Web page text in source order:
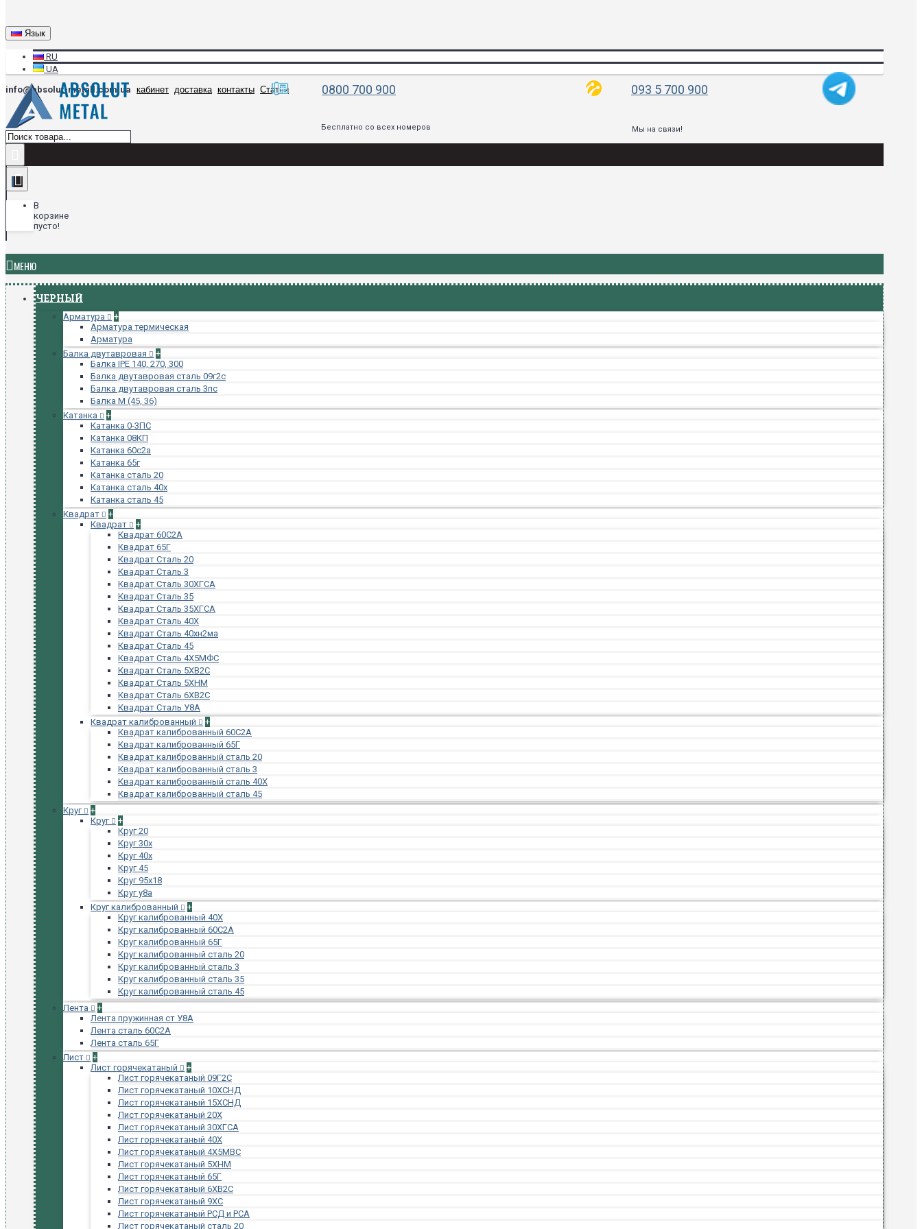
Язык
RU
UA
info@absolut-metall.com.ua кабинет доставка контакты Статьи 0800 700 900 093 5 700 900
Бесплатно со всех номеров Мы на связи!
В
корзине
пусто!
МЕНЮ
ЧЕРНЫЙ
Арматура
+
Арматура термическая
Арматура
Балка двутавровая
+
Балка IPE 140, 270, 300
Балка двутавровая сталь 09г2с
Балка двутавровая сталь 3пс
Балка М (45, 36)
Катанка
+
Катанка 0-3ПС
Катанка 08КП
Катанка 60с2а
Катанка 65г
Катанка сталь 20
Катанка сталь 40х
Катанка сталь 45
Квадрат
+
Квадрат
+
Квадрат 60С2А
Квадрат 65Г
Квадрат Сталь 20
Квадрат Сталь 3
Квадрат Сталь 30ХГСА
Квадрат Сталь 35
Квадрат Сталь 35ХГСА
Квадрат Сталь 40Х
Квадрат Сталь 40хн2ма
Квадрат Сталь 45
Квадрат Сталь 4Х5МФС
Квадрат Сталь 5ХВ2С
Квадрат Сталь 5ХНМ
Квадрат Сталь 6ХВ2С
Квадрат Сталь У8А
Квадрат калиброванный
+
Квадрат калиброванный 60С2А
Квадрат калиброванный 65Г
Квадрат калиброванный сталь 20
Квадрат калиброванный сталь 3
Квадрат калиброванный сталь 40Х
Квадрат калиброванный сталь 45
Круг
+
Круг
+
Круг 20
Круг 30х
Круг 40х
Круг 45
Круг 95х18
Круг у8а
Круг калиброванный
+
Круг калиброванный 40Х
Круг калиброванный 60С2А
Круг калиброванный 65Г
Круг калиброванный сталь 20
Круг калиброванный сталь 3
Круг калиброванный сталь 35
Круг калиброванный сталь 45
Лента
+
Лента пружинная ст У8А
Лента сталь 60С2А
Лента сталь 65Г
Лист
+
Лист горячекатаный
+
Лист горячекатаный 09Г2С
Лист горячекатаный 10ХСНД
Лист горячекатаный 15ХСНД
Лист горячекатаный 20Х
Лист горячекатаный 30ХГСА
Лист горячекатаный 40Х
Лист горячекатаный 4Х5МВС
Лист горячекатаный 5ХНМ
Лист горячекатаный 65Г
Лист горячекатаный 6ХВ2С
Лист горячекатаный 9ХС
Лист горячекатаный РСД и РСА
Лист горячекатаный сталь 20